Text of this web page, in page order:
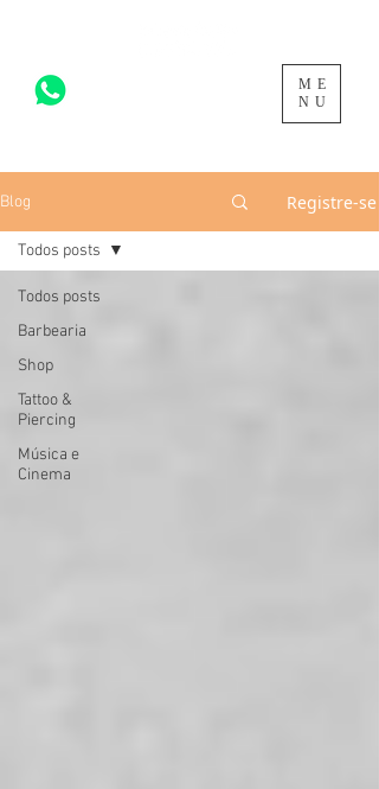
ME
NU
Blog Registre-se
Todos posts
Barbearia
Shop
Tattoo &
Piercing
Música e
Cinema
Todos posts